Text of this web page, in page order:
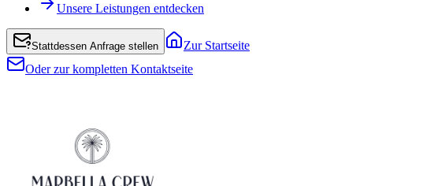
Unsere Leistungen entdecken
Stattdessen Anfrage stellen
Zur Startseite
Oder zur kompletten Kontaktseite